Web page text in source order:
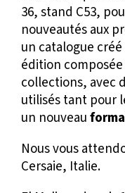
36, stand C53,
nouveautés aux
un catalogue créé
édition
collections, avec
utilisés tant pour
un nouveau
Nous vous
Cersaie, Italie.